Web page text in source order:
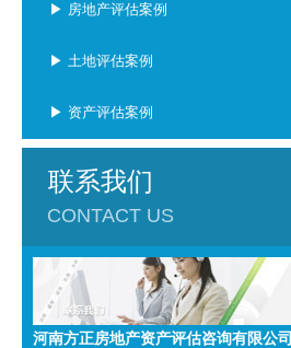
▶ 房地产评估案例
▶ 土地评估案例
▶ 资产评估案例
联系我们
CONTACT US
河南方正房地产资产评估咨询有限公司